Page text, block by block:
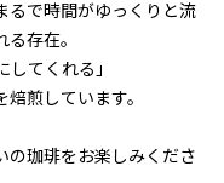
るで時間がゆっくりと流
存在。
してくれる」
煎しています。
の珈琲をお楽しみくださ